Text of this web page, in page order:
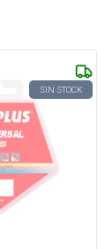
SIN STOCK